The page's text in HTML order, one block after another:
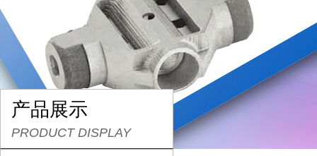
产品展示
PRODUCT DISPLAY